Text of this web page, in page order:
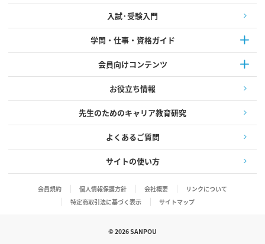
入試·受験入門
学問・仕事・資格ガイド
会員向けコンテンツ
お役立ち情報
先生のためのキャリア教育研究
よくあるご質問
サイトの使い方
会員規約 個人情報保護方針 会社概要
リンクについて
特定商取引法に基づく表示
サイトマップ
©2026SANPOU